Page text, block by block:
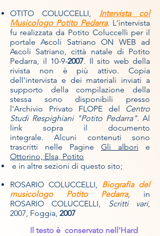
OTITO COLUCCELLI, Intervista col
Musicologo Potito Pedarra. L'intervista
fu realizzata da Potito Coluccelli per il
portale Ascoli Satriano ON WEB ad
Ascoli Satriano, città natale di Potito
Pedarra, il 10-9-2007. Il sito web della
rivista non è più attivo. Copia
dell'intervista e dei materiali inviati a
supporto della compilazione della
stessa sono disponibili presso
l'Archivio Privato FLOPE del
Centro
Studi Respighiani "Potito Pedarra". Al
link sopra il documento
integrale.Alcuni contenuti sono
trascritti nelle Pagine Gli albori e
Ottorino, Elsa, Potito
e in altre sezioni di questo sito;
ROSARIO COLUCCELLI, Biografia del
musicologo Potito Pedarra, in
ROSARIO COLUCCELLI, Scritti vari,
2007, Foggia, 2007
Il testo è conservato nell'Hard